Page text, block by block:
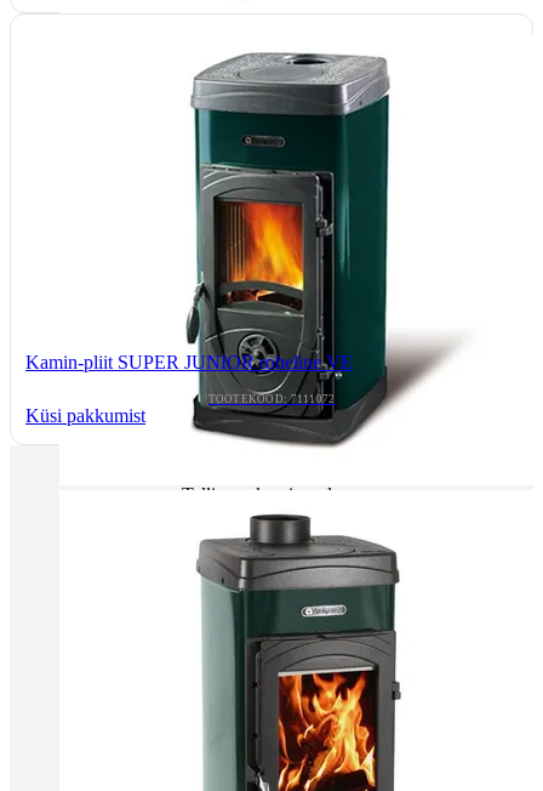
Kamin-pliit SUPER JUNIOR roheline VE
TOOTEKOOD: 7111072
Küsi pakkumist
Tallinnas kaminasalong
Pärnu mnt. 139E/2, 11317, Tallinn
(+372) 677 6977
kaminakoda@kaminakoda.ee
E-R 10:00-18:30
Tartus kivi töötlemine
Tähe 127E, Tartu